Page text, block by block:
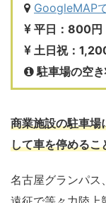
GoogleMAP
平日：800円
土日祝：
駐車場の空
商業施設の駐車場
して車を停めるこ
名古屋グランパス